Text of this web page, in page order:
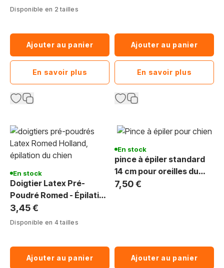
Disponible en 2 tailles
Ajouter au panier
En savoir plus
Ajouter au panier
En savoir plus
En stock
Doigtier Latex Pré-
Poudré Romed - Épilation
Chien & Toilettage
3,45 €
Disponible en 4 tailles
Ajouter au panier
En stock
pince à épiler standard
14 cm pour oreilles du
chien
7,50 €
Ajouter au panier